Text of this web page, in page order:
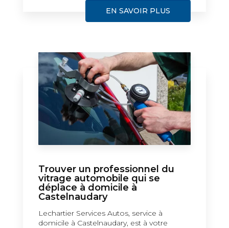
EN SAVOIR PLUS
Trouver un professionnel du
vitrage automobile qui se
déplace à domicile à
Castelnaudary
Lechartier Services Autos, service à
domicile à Castelnaudary, est à votre